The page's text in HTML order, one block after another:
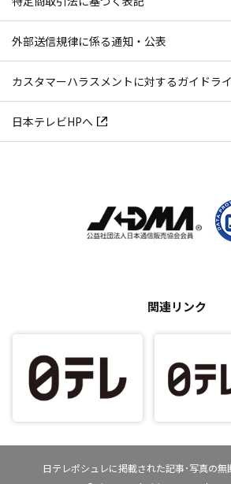
外部送信規律に係る通知・公表
カスタマーハラスメントに対するガイドラ
日本テレビHPへ
関連リンク
日テレポシュレに掲載された記事･写真の無